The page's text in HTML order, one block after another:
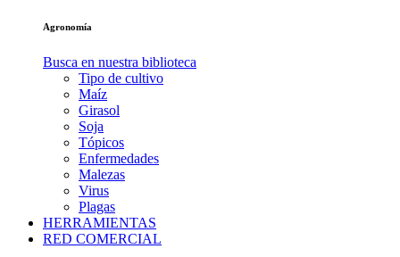
Agronomía
Busca en nuestra biblioteca
Tipo de cultivo
Maíz
Girasol
Soja
Tópicos
Enfermedades
Malezas
Virus
Plagas
HERRAMIENTAS
RED COMERCIAL